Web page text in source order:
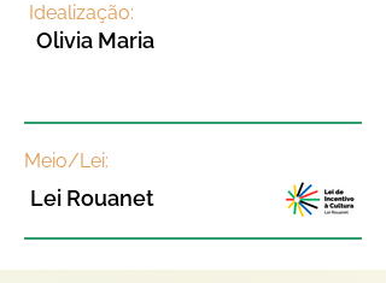
Idealização:
Olivia Maria
Meio/Lei:
Lei Rouanet